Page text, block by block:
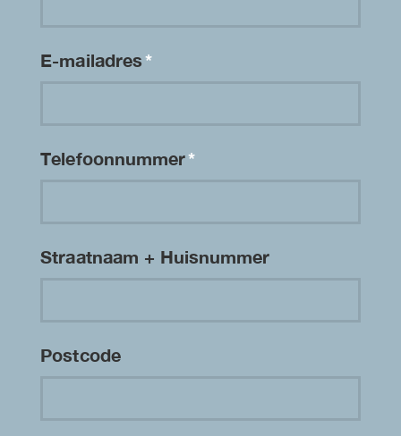
E-mailadres*
Telefoonnummer*
Straatnaam + Huisnummer
Postcode